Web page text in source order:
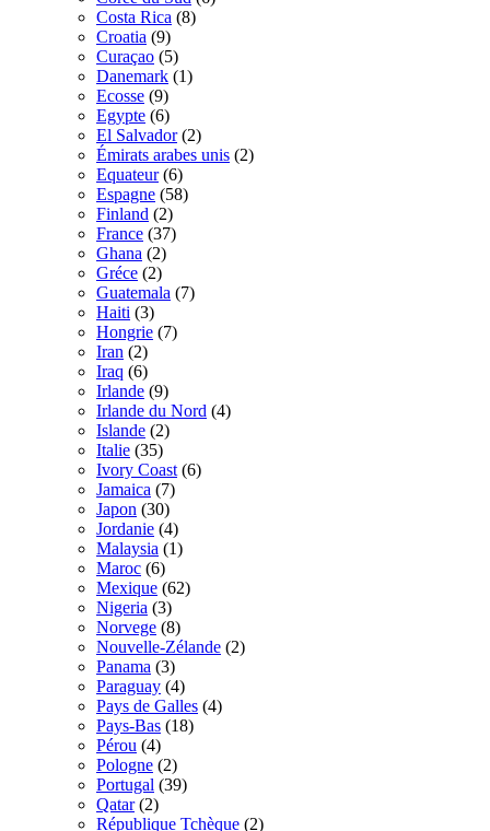
Costa Rica (8)
Croatia (9)
Curaçao (5)
Danemark (1)
Ecosse (9)
Egypte (6)
El Salvador (2)
Émirats arabes unis (2)
Equateur (6)
Espagne (58)
Finland (2)
France (37)
Ghana (2)
Gréce (2)
Guatemala (7)
Haiti (3)
Hongrie (7)
Iran (2)
Iraq (6)
Irlande (9)
Irlande du Nord (4)
Islande (2)
Italie (35)
Ivory Coast (6)
Jamaica (7)
Japon (30)
Jordanie (4)
Malaysia (1)
Maroc (6)
Mexique (62)
Nigeria (3)
Norvege (8)
Nouvelle-Zélande (2)
Panama (3)
Paraguay (4)
Pays de Galles (4)
Pays-Bas (18)
Pérou (4)
Pologne (2)
Portugal (39)
Qatar (2)
République Tchèque (2)